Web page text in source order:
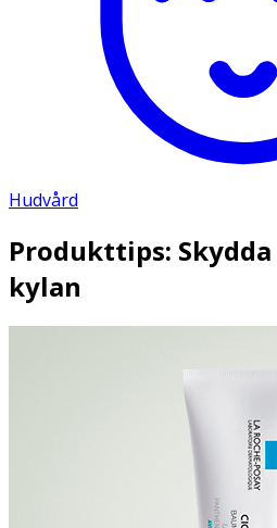
Hudvård
Produkttips:
kylan